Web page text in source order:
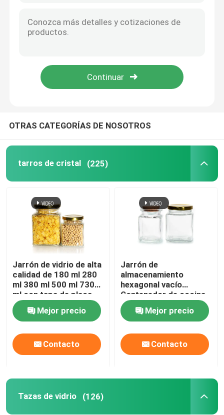
OTRAS CATEGORÍAS DE NOSOTROS
tarros de cristal (225)
Jarrón de vidrio de alta
calidad de 180 ml 280
ml 380 ml 500 ml 730
ml con tapa de placa
de estaño
Mejor precio
Contacto
Jarrón de
almacenamiento
hexagonal vacío
Contenedor de cocina
de vidrio con tapas
metálicasMejor precio
Contacto
Tazas de vidrio (126)